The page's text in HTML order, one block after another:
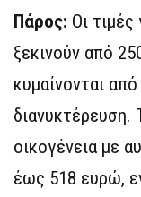
Πάρος: Οι
ξεκινούν από
κυμαίνονται
διανυκτέρευση.
οικογένεια με
έως 518 ευρώ,